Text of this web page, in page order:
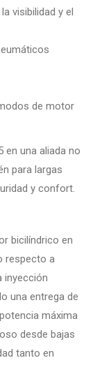
visibilidad y el
de motor
en una aliada no
para largas
y confort.
bicilíndrico en
respecto a
inyección
una entrega de
máxima
desde bajas
tanto en